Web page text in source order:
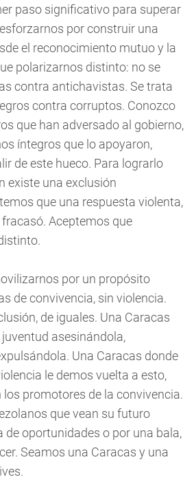
paso significativo para superar
por construir una
el reconocimiento mutuo y la
polarizarnos distinto: no se
contra antichavistas. Se trata
contra corruptos. Conozco
que han adversado al gobierno,
íntegros que lo apoyaron,
de este hueco. Para lograrlo
existe una exclusión
que una respuesta violenta,
Aceptemos que
por un propósito
de convivencia, sin violencia.
de iguales. Una Caracas
asesinándola,
Una Caracas donde
le demos vuelta a esto,
promotores de la convivencia.
que vean su futuro
oportunidades o por una bala,
Seamos una Caracas y una